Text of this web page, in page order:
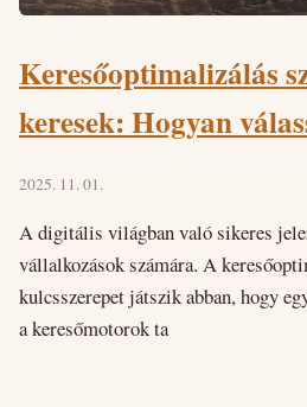
Keresőoptimalizálás
keresek: Hogyan
2025. 11. 01.
A digitális világban való sikeres
vállalkozások számára. A
kulcsszerepet játszik abban, hogy
a keresőmotorok ta